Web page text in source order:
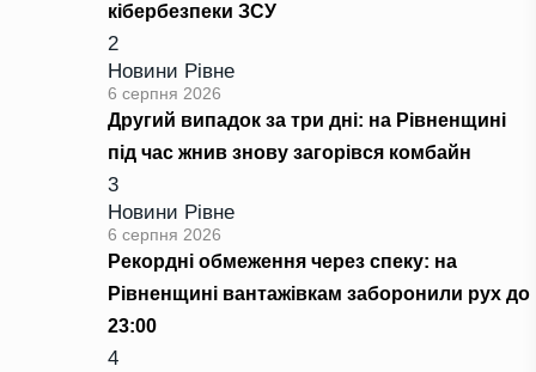
кібербезпеки ЗСУ
2
Новини Рівне
6 серпня 2026
Другий випадок за три дні: на Рівненщині
під час жнив знову загорівся комбайн
3
Новини Рівне
6 серпня 2026
Рекордні обмеження через спеку: на
Рівненщині вантажівкам заборонили рух до
23:00
4